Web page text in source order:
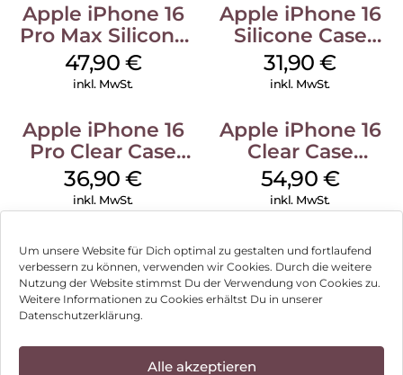
Um unsere Website für Dich optimal zu gestalten und fortlaufend
verbessern zu können, verwenden wir Cookies. Durch die weitere
Nutzung der Website stimmst Du der Verwendung von Cookies zu.
Weitere Informationen zu Cookies erhältst Du in unserer
Datenschutzerklärung.
Alle akzeptieren
Apple iPhone 16
Pro Max Silicone
Case MagSafe
Black
47,90 €
inkl. MwSt.
Apple iPhone 16
Silicone Case
MagSafe Fuchsia
31,90€
inkl. MwSt.
Apple iPhone 16
Pro Clear Case
MagSafe
Transparent
36,90€
inkl. MwSt.
Apple iPhone 16
Clear Case
MagSafe
Transparent
54,90 €
inkl. MwSt.
Impressum